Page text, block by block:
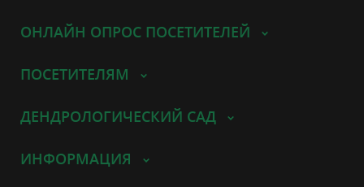
ОНЛАЙН ОПРОС ПОСЕТИТЕЛЕЙ
ПОСЕТИТЕЛЯМ
ДЕНДРОЛОГИЧЕСКИЙ САД
ИНФОРМАЦИЯ